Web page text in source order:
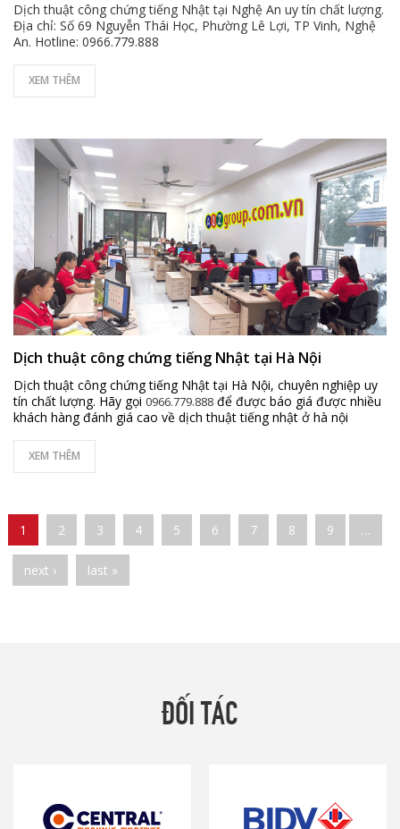
Dịch thuật công chứng tiếng Nhật tại Nghệ An uy tín chất lượng.
Địa chỉ: Số 69 Nguyễn Thái Học, Phường Lê Lợi, TP Vinh, Nghệ
An. Hotline: 0966.779.888
XEM THÊM
Dịch thuật công chứng tiếng Nhật tại Hà Nội
Dịch thuật công chứng tiếng Nhật tại Hà Nội, chuyên nghiệp uy
tín chất lượng. Hãy gọi 0966.779.888 để được báo giá được nhiều
khách hàng đánh giá cao về dịch thuật tiếng nhật ở hà nội
XEM THÊM
Pages
1 2 3 4 5 6 7 8 9 …
next › last »
ĐỐI TÁC